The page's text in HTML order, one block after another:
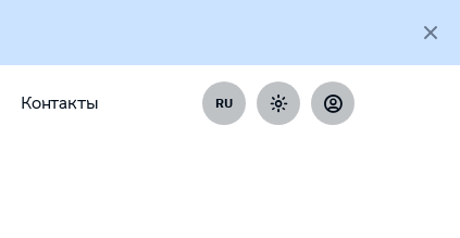
Контакты RU